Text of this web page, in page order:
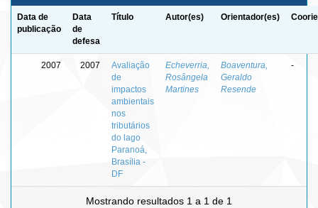
Data de
publicação
Data
de
defesa
Título Autor(es) Orientador(es)
2007 2007
Avaliação
de
impactos
ambientais
nos
tributários
do lago
Paranoá,
Brasília -
DF
Echeverria,
Rosângela
Martines
Boaventura,
Geraldo
Resende
-
Mostrando resultados 1 a 1 de 1